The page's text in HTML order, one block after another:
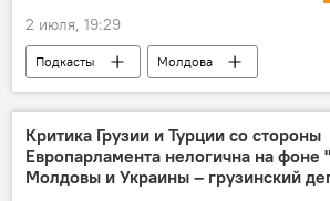
2 июля, 19:29
Подкасты
Молдова
Штефан чел Маре
господарь
Критика Грузии и Турции со стороны
Европарламента нелогична на фоне
Молдовы и Украины – грузинский